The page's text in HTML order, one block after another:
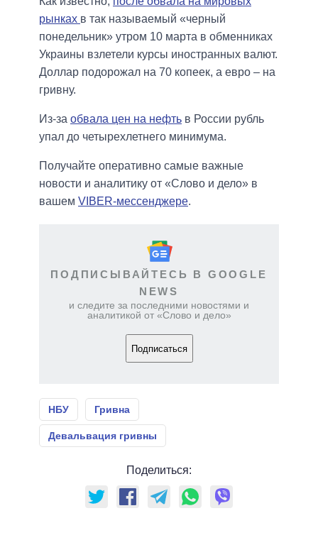
рынках в так называемый «черный
понедельник» утром 10 марта в обменниках
Украины взлетели курсы иностранных валют.
Доллар подорожал на 70 копеек, а евро – на
гривну.
Из-за обвала цен на нефть в России рубль
упал до четырехлетнего минимума.
Получайте оперативно самые важные
новости и аналитику от «Слово и дело» в
вашем VIBER-мессенджере.
ПОДПИСЫВАЙТЕСЬ В GOOGLE
NEWS
и следите за последними новостями и
аналитикой от «Слово и дело»
Подписаться
НБУ Гривна
Девальвация гривны
Поделиться: